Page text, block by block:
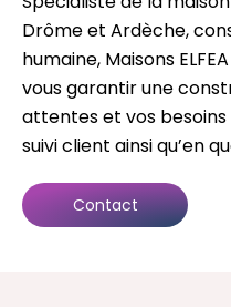
Drôme et Ardèche,
humaine, Maisons
vous garantir une
attentes et vos
suivi client ainsi qu’en
Contact